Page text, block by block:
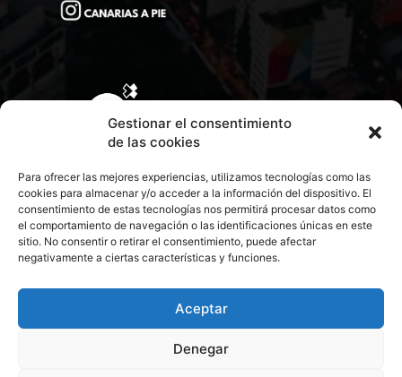
Gestionar el consentimiento
de las cookies
Para ofrecer las mejores experiencias, utilizamos tecnologías como las
cookies para almacenar y/o acceder a la información del dispositivo. El
consentimiento de estas tecnologías nos permitirá procesar datos como
el comportamiento de navegación o las identificaciones únicas en este
sitio. No consentir o retirar el consentimiento, puede afectar
negativamente a ciertas características y funciones.
Aceptar
Denegar
CONTACTA CON NOSOTROS